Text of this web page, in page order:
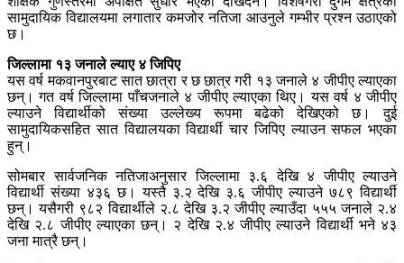
सामुदायिक विद्यालयमा लगातार कमजोर नतिजा आउनुले गम्भीर प्रश्न उठाएको
छ।
जिल्लामा १३ जनाले ल्याए ४ जिपिए
यस वर्ष मकवानपुरबाट सात छात्रा र छ छात्र गरी १३ जनाले ४ जीपीए ल्याएका
छन्। गत वर्ष जिल्लामा पाँचजनाले ४ जीपीए ल्याएका थिए। यस वर्ष ४ जीपीए
ल्याउने विद्यार्थीको संख्या उल्लेख्य रूपमा बढेको देखिएको छ। दुई
सामुदायिकसहित सात विद्यालयका विद्यार्थी चार जिपिए ल्याउन सफल भएका
हुन्।
सोमबार सार्वजनिक नतिजाअनुसार जिल्लामा ३.६ देखि ४ जीपीए ल्याउने
विद्यार्थी संख्या ४३६ छ। यस्तै ३.२ देखि ३.६ जीपीए ल्याउने ७८९ विद्यार्थी
छन्। यसैगरी ९८२ विद्यार्थीले २.८ देखि ३.२ जीपीए ल्याउँदा ५५५ जनाले २.४
देखि २.८ जीपीए ल्याएका छन्। २ देखि २.४ जीपीए ल्याउने विद्यार्थी भने ४३
जना मात्रै छन्।